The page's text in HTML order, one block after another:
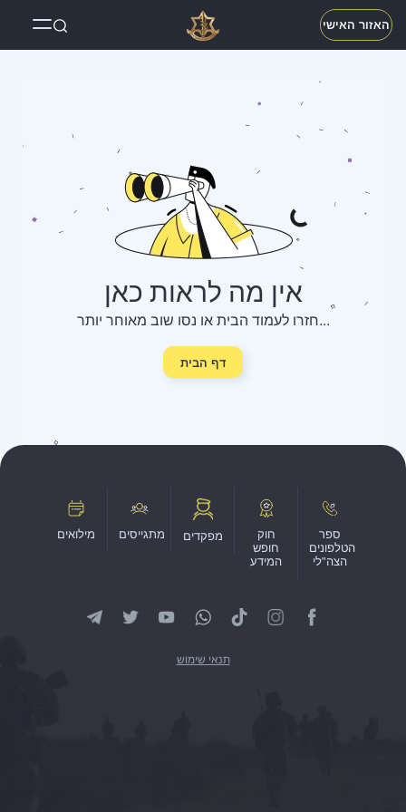
האזור האישי
אין מה לראות כאן
חזרו לעמוד הבית או נסו שוב מאוחר יותר...
דף הבית
מילואים מתגייסים מפקדים
חוק
חופש
המידע
ספר
הטלפונים
הצה"לי
תנאי שימוש